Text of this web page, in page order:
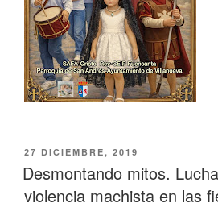
PUBLICADO
EL
27 DICIEMBRE, 2019
Desmontando mitos.
violencia machista en las